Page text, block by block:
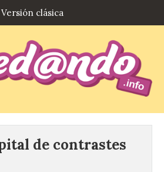
Versión clásica
de contrastes